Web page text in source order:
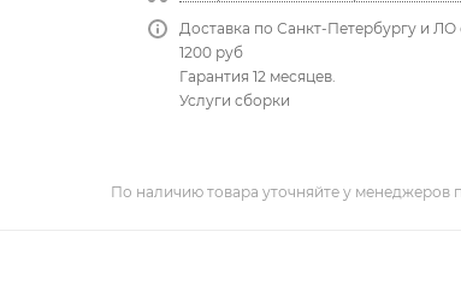
Доставка по Санкт-Петербургу и ЛО
1200 руб
Гарантия 12 месяцев.
Услуги сборки
По наличию товара уточняйте у менеджеров